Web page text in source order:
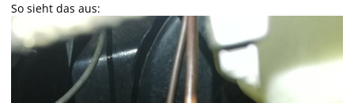
So sieht das aus: